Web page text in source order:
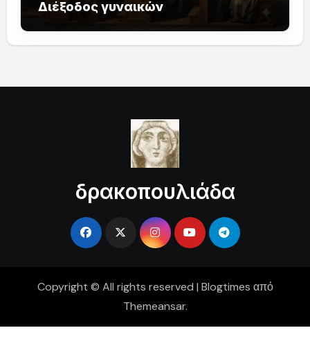
Διέξοδος γυναικών
δρακοπουλιάδα
Copyright © All rights reserved | Blogtimes από
Themeansar.